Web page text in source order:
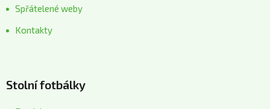
Spřátelené weby
Kontakty
Stolní fotbálky